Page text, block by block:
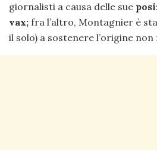
giornalisti a causa delle sue
vax; fra l’altro, Montagnier è
il solo) a sostenere l’origine